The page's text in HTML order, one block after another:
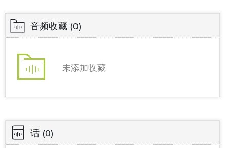
音频收藏 (0)
未添加收藏
话 (0)